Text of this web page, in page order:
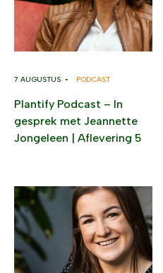
7 AUGUSTUS • PODCAST
Plantify Podcast – In
gesprek met Jeannette
Jongeleen | Aflevering 5